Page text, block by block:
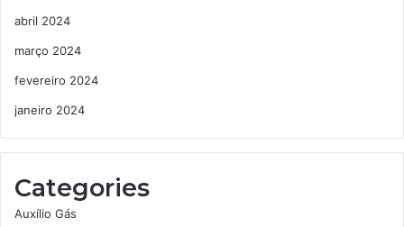
abril 2024
março 2024
fevereiro 2024
janeiro 2024
Categories
Auxílio Gás